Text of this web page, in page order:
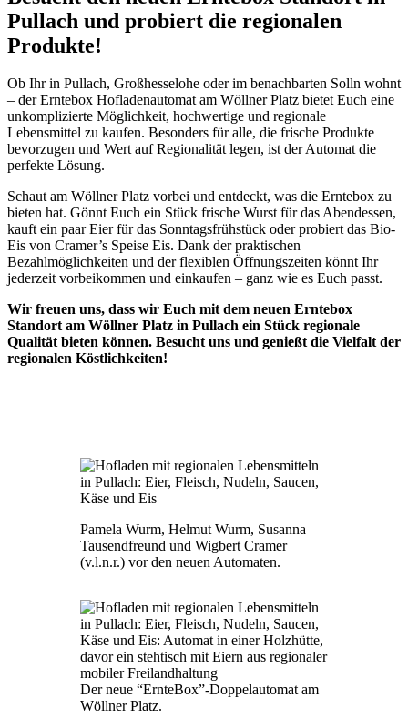
Pullach und probiert die regionalen
Produkte!
Ob Ihr in Pullach, Großhesselohe oder im benachbarten Solln wohnt
– der Erntebox Hofladenautomat am Wöllner Platz bietet Euch eine
unkomplizierte Möglichkeit, hochwertige und regionale
Lebensmittel zu kaufen. Besonders für alle, die frische Produkte
bevorzugen und Wert auf Regionalität legen, ist der Automat die
perfekte Lösung.
Schaut am Wöllner Platz vorbei und entdeckt, was die Erntebox zu
bieten hat. Gönnt Euch ein Stück frische Wurst für das Abendessen,
kauft ein paar Eier für das Sonntagsfrühstück oder probiert das Bio-
Eis von Cramer’s Speise Eis. Dank der praktischen
Bezahlmöglichkeiten und der flexiblen Öffnungszeiten könnt Ihr
jederzeit vorbeikommen und einkaufen – ganz wie es Euch passt.
Wir freuen uns, dass wir Euch mit dem neuen Erntebox
Standort am Wöllner Platz in Pullach ein Stück regionale
Qualität bieten können. Besucht uns und genießt die Vielfalt der
regionalen Köstlichkeiten!
Pamela Wurm, Helmut Wurm, Susanna
Tausendfreund und Wigbert Cramer
(v.l.n.r.) vor den neuen Automaten.
Der neue “ErnteBox”-Doppelautomat am
Wöllner Platz.